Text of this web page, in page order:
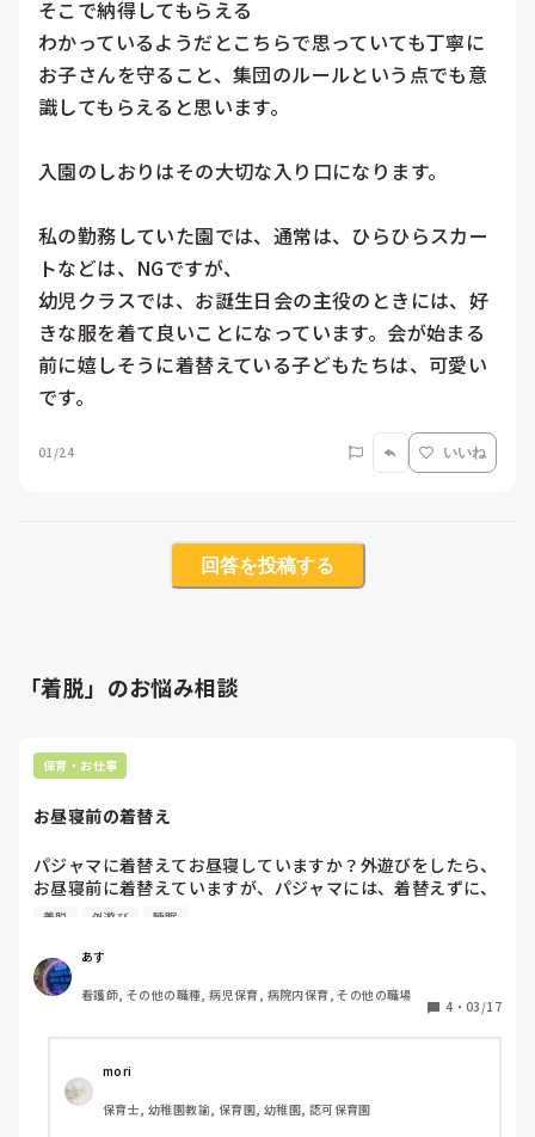
そこで納得してもらえる
わかっているようだとこちらで思っていても丁寧に
お子さんを守ること、集団のルールという点でも意
識してもらえると思います。
入園のしおりはその大切な入り口になります。
私の勤務していた園では、通常は、ひらひらスカー
トなどは、NGですが、
幼児クラスでは、お誕生日会の主役のときには、好
きな服を着て良いことになっています。会が始まる
前に嬉しそうに着替えている子どもたちは、可愛い
です。
01/24 いいね
回答を投稿する
「着脱」のお悩み相談
保育・お仕事
お昼寝前の着替え
パジャマに着替えてお昼寝していますか？外遊びをしたら、
お昼寝前に着替えていますが、パジャマには、着替えずに、
過ごしています。部屋遊びなどをした時は、汚れていなけれ
かけに、パジャマをなくしています。
着脱 外遊び 睡眠
あす
看護師, その他の職種, 病児保育, 病院内保育, その他の職場
4 ・ 03/17
mori
保育士, 幼稚園教諭, 保育園, 幼稚園, 認可保育園